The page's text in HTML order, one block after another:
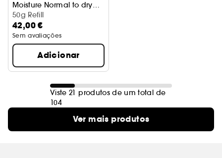
Moisture Normal to dry
skin
50g Refill
42,00 €
Sem avaliações
Adicionar
Viste 21 produtos de um total de
104
Ver mais produtos